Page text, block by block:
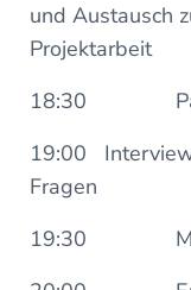
und Austausch
Projektarbeit
18:30
19:00
Fragen
19:30